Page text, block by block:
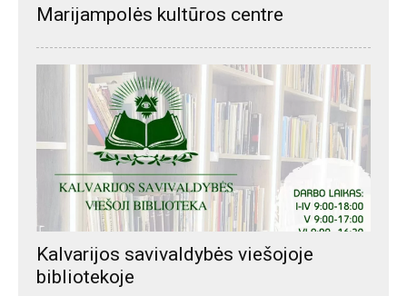
Marijampolės kultūros centre
Kalvarijos savivaldybės viešojoje
bibliotekoje